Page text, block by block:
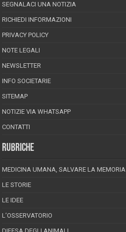
SEGNALACI UNA NOTIZIA
RICHIEDI INFORMAZIONI
PRIVACY POLICY
NOTE LEGALI
NEWSLETTER
INFO SOCIETARIE
SITEMAP
NOTIZIE VIA WHATSAPP
CONTATTI
RUBRICHE
MEDICINA UMANA, SALVARE LA MEMORIA
LE STORIE
LE IDEE
L’OSSERVATORIO